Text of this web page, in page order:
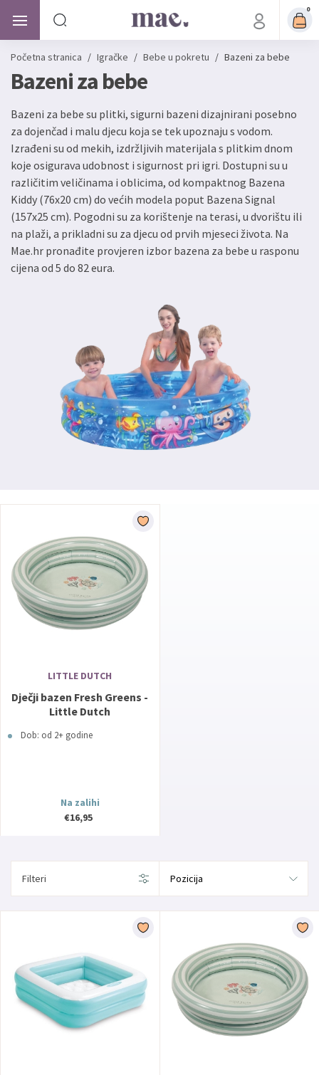
0
Početna stranica / Igračke / Bebe u pokretu / Bazeni za bebe
Bazeni za bebe
Bazeni za bebe su plitki, sigurni bazeni dizajnirani posebno
za dojenčad i malu djecu koja se tek upoznaju s vodom.
Izrađeni su od mekih, izdržljivih materijala s plitkim dnom
koje osigurava udobnost i sigurnost pri igri. Dostupni su u
različitim veličinama i oblicima, od kompaktnog Bazena
Kiddy (76x20 cm) do većih modela poput Bazena Signal
(157x25 cm). Pogodni su za korištenje na terasi, u dvorištu ili
na plaži, a prikladni su za djecu od prvih mjeseci života. Na
Mae.hr pronađite provjeren izbor bazena za bebe u rasponu
cijena od 5 do 82 eura.
LITTLE DUTCH
Dječji bazen Fresh Greens -
Little Dutch
Dob: od 2+ godine
Na zalihi
€16,95
Filteri